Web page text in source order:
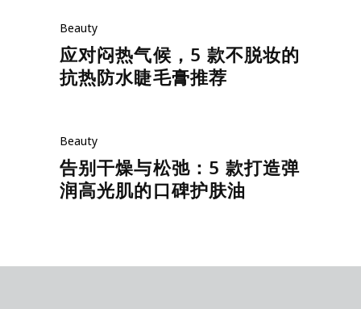
Beauty
应对闷热气候，5 款不脱妆的
抗热防水睫毛膏推荐
Beauty
告别干燥与松弛：5 款打造弹
润高光肌的口碑护肤油